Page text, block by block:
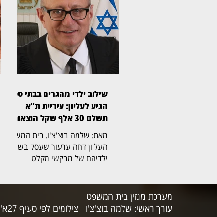
בלכר (בצילום) נדונה הבקשה
לעיכוב ההליכים. במוקד
המחלוקת עומדים הסכמים
להקמת מתקנים סולאריים בקיבוץ
נווה אור. במסגרת התביעה
דורשת לסיכו, בין היתר, תשלום
שכר חוזי שלטענתה לא שולם
ועלויות מימון. מנגד, הנתבעות
טענו כי בירור הסוגיות הטכניות
שילוב ילדי מהגרים בבתי ספר
הגיע לעליון: עיריית ת"א
תשלם 30 אלף שקל הוצאות
מאת: שלמה בוצ'צ'ו, בית המשפט
העליון דחה ערעור שעסק בשילוב
ילדיהם של מבקשי מקלט
אפריקה וחיים בה ללא מעמד
קבע, במערכת החינוך היסודית
בתל אביב. את פסק הדין כתב
צילומים לפי סעיף 27א' לחוק זכויות היוצרים
מערכת מגזין בית המשפט
עורך ראשי: שלמה בוצ'צ'ו